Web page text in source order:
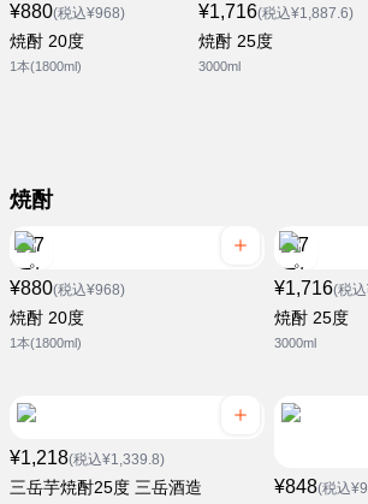
¥880(税込¥968)
焼酎 20度
1本(1800ml)
¥1,716(税込¥1,887.6)
焼酎 25度
3000ml
焼酎
¥880(税込¥968)
焼酎 20度
1本(1800ml)
¥1,716(税
焼酎 25度
3000ml
¥1,218(税込¥1,339.8)
三岳芋焼酎25度 三岳酒造 ¥848(税込